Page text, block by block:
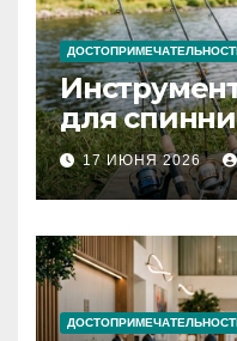
для
рыбалки:
типы
17 ИЮНЯ 2026